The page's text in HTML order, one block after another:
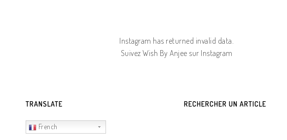
Instagram has returned invalid data.
Suivez Wish By Anjee sur Instagram
TRANSLATE
French
RECHERCHER UN ARTICLE